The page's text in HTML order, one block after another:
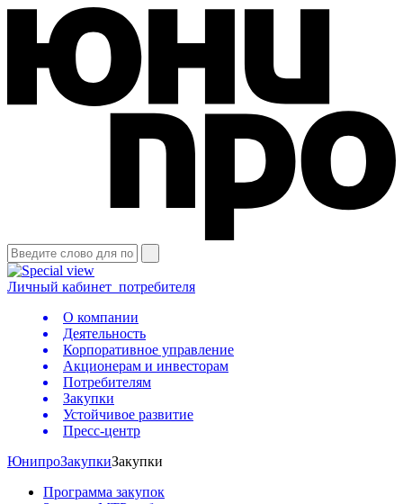
Личный кабинет потребителя
О компании
Деятельность
Корпоративное управление
Акционерам и инвесторам
Потребителям
Закупки
Устойчивое развитие
Пресс-центр
ЮнипроЗакупкиЗакупки
Программа закупок